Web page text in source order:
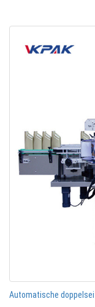
Automatische